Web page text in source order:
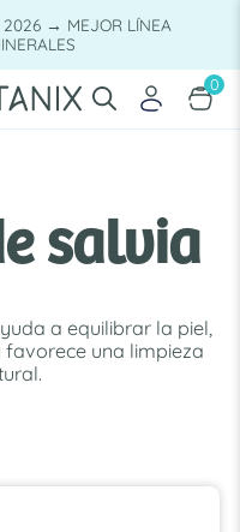
2026 → MEJOR LÍNEA
0
salvia
a equilibrar la piel,
una limpieza